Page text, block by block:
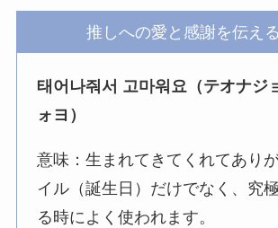
推しへの愛と感謝を伝え
태어나줘서 고마워요（テオナジ
ォヨ）
意味：生まれてきてくれてあり
イル（誕生日）だけでなく、究
る時によく使われます。